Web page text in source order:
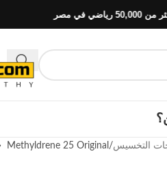
التخسيس Methyldrene 25 Original